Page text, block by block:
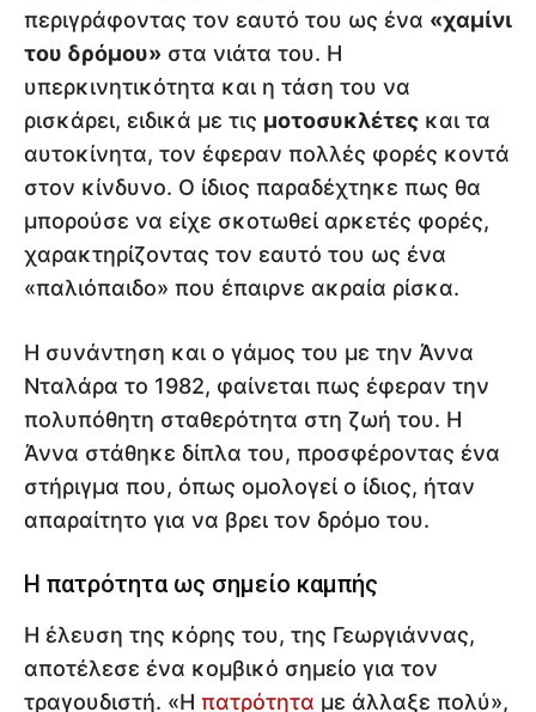
περιγράφοντας τον εαυτό του ως ένα «χαμίνι
του δρόμου» στα νιάτα του. Η
υπερκινητικότητα και η τάση του να
ρισκάρει, ειδικά με τις μοτοσυκλέτες και τα
αυτοκίνητα, τον έφεραν πολλές φορές κοντά
στον κίνδυνο. Ο ίδιος παραδέχτηκε πως θα
μπορούσε να είχε σκοτωθεί αρκετές φορές,
χαρακτηρίζοντας τον εαυτό του ως ένα
«παλιόπαιδο» που έπαιρνε ακραία ρίσκα.
Η συνάντηση και ο γάμος του με την Άννα
Νταλάρα το 1982, φαίνεται πως έφεραν την
πολυπόθητη σταθερότητα στη ζωή του. Η
Άννα στάθηκε δίπλα του, προσφέροντας ένα
στήριγμα που, όπως ομολογεί ο ίδιος, ήταν
απαραίτητο για να βρει τον δρόμο του.
Η πατρότητα ως σημείο καμπής
Η έλευση της κόρης του, της Γεωργιάννας,
αποτέλεσε ένα κομβικό σημείο για τον
τραγουδιστή. «Η πατρότητα με άλλαξε πολύ»,